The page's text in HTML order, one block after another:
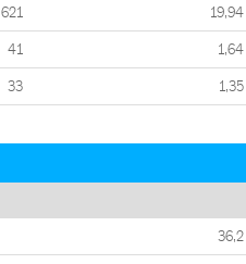
621 19,94
41 1,64
33 1,35
36,2